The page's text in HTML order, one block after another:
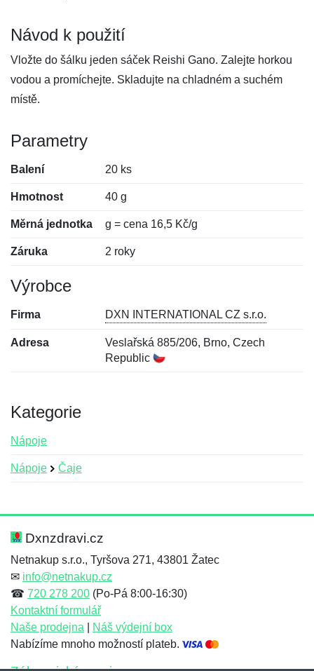
Návod k použití
Vložte do šálku jeden sáček Reishi Gano. Zalejte horkou
vodou a promíchejte. Skladujte na chladném a suchém
místě.
Parametry
Balení 20 ks
Hmotnost 40 g
Měrná jednotka g = cena 16,5 Kč/g
Záruka 2 roky
Výrobce
Firma DXN INTERNATIONAL CZ s.r.o.
Adresa
Veslařská 885/206, Brno, Czech
Republic
Kategorie
Nápoje
Nápoje Čaje
Hodnocení:
Jméno: *
Jméno:
E-mail:*
Dxnzdravi.cz
Netnakup s.r.o., Tyršova 271, 43801 Žatec
✉ info@netnakup.cz
☎ 720 278 200 (Po-Pá 8:00-16:30)
Kontaktní formulář
Naše prodejna
Náš výdejní box
Nabízíme mnoho možností plateb.